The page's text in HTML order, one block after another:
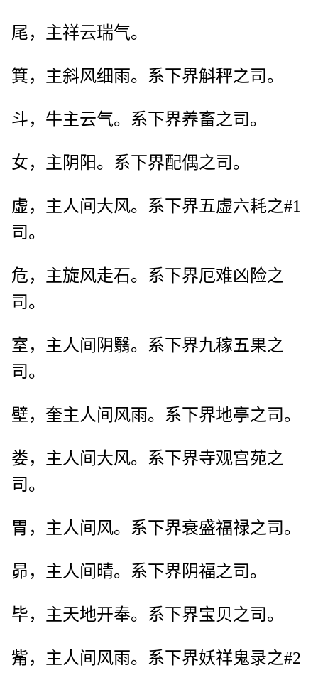
尾，主祥云瑞气。
箕，主斜风细雨。系下界斛秤之司。
斗，牛主云气。系下界养畜之司。
女，主阴阳。系下界配偶之司。
虚，主人间大风。系下界五虚六耗之#1
司。
危，主旋风走石。系下界厄难凶险之
司。
室，主人间阴翳。系下界九稼五果之
司。
壁，奎主人间风雨。系下界地亭之司。
娄，主人间大风。系下界寺观宫苑之
司。
胃，主人间风。系下界衰盛福禄之司。
昴，主人间晴。系下界阴福之司。
毕，主天地开奉。系下界宝贝之司。
觜，主人间风雨。系下界妖祥鬼录之#2